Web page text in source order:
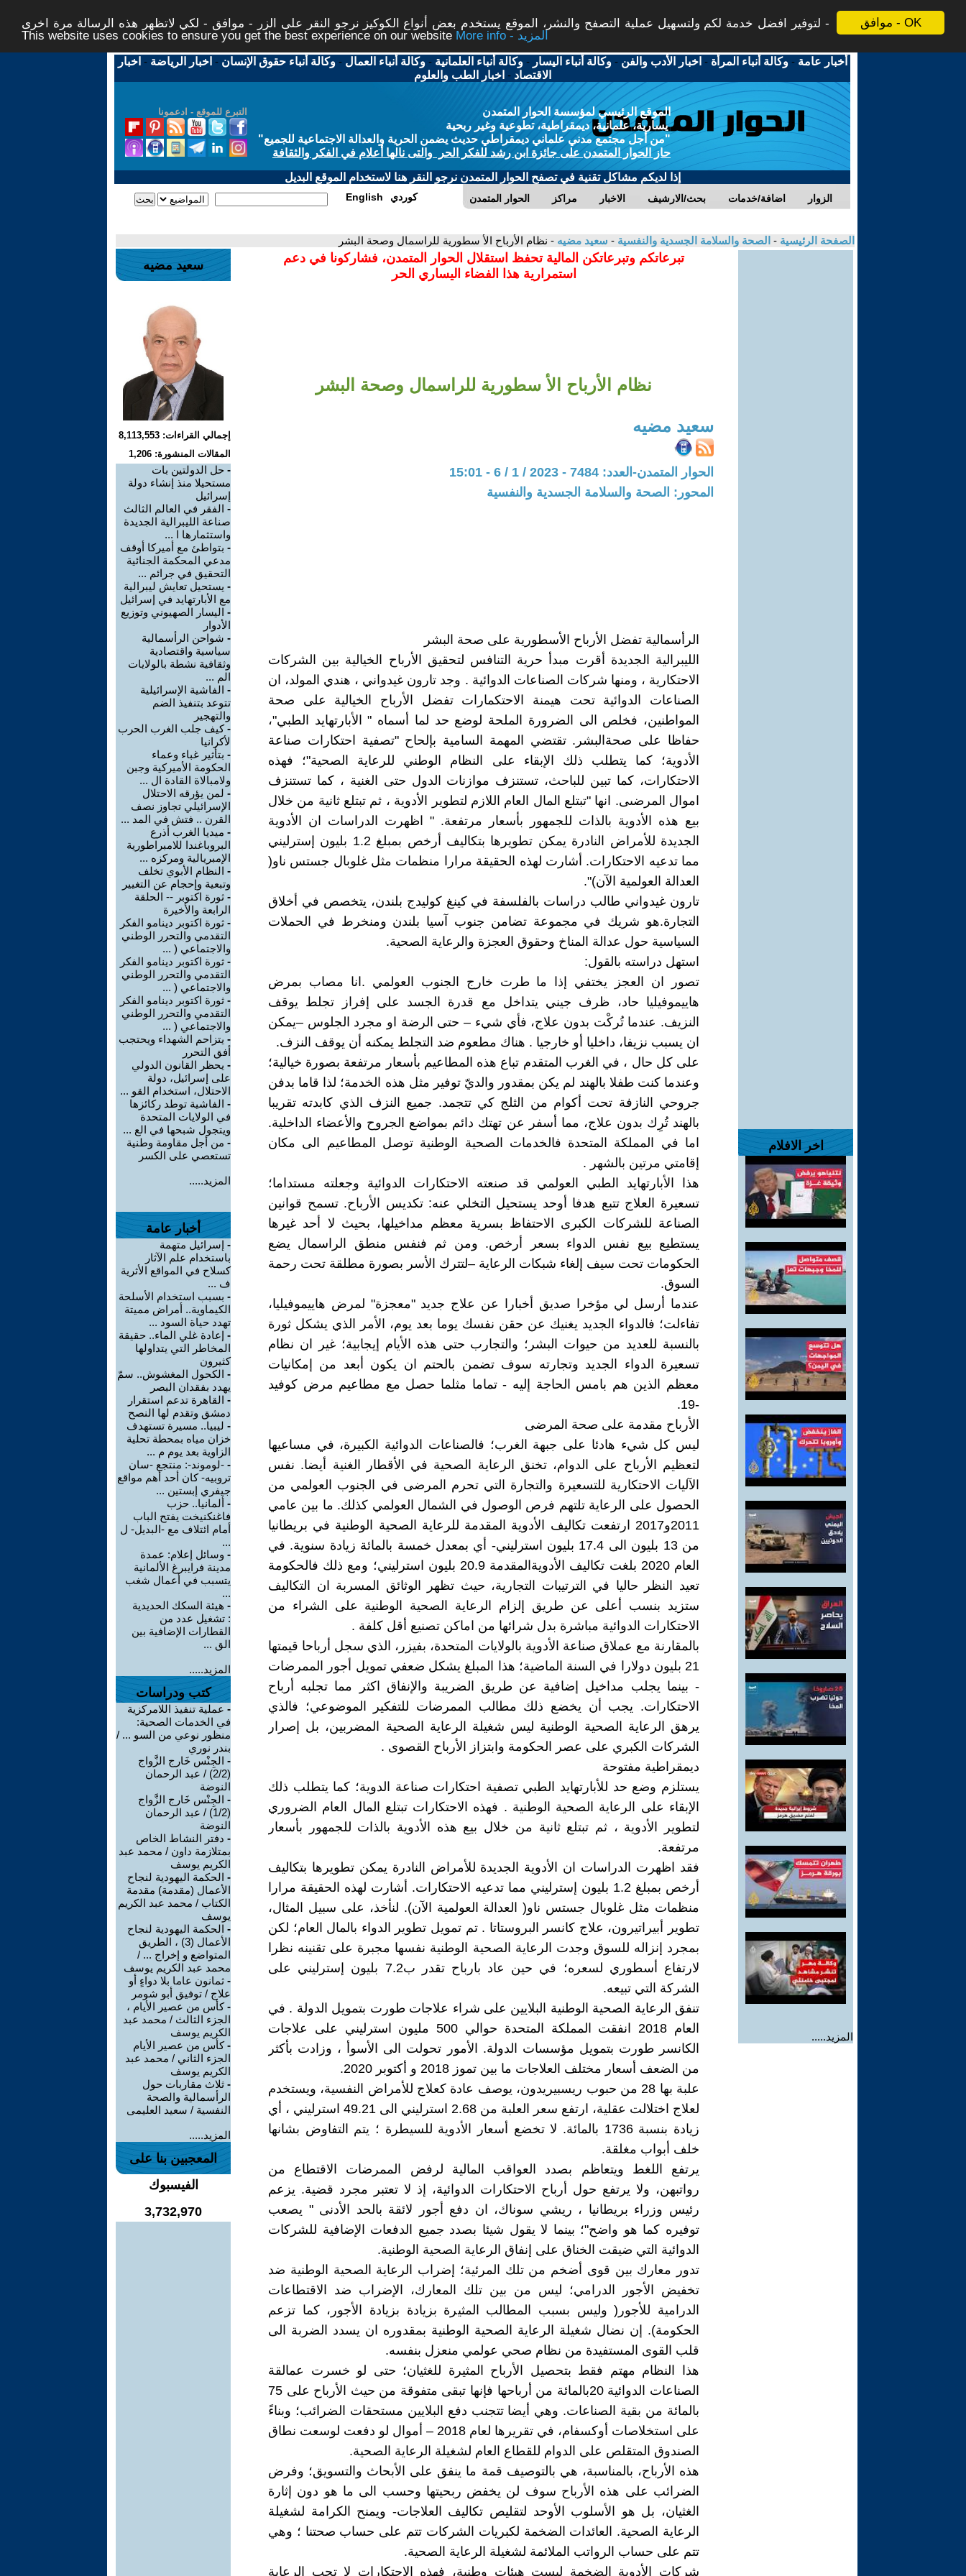
موافق - OK
لتوفير افضل خدمة لكم ولتسهيل عملية التصفح والنشر، الموقع يستخدم بعض أنواع الكوكيز نرجو النقر على الزر - موافق - لكي لاتظهر هذه الرسالة مرة اخرى -
This website uses cookies to ensure you get the best experience on our website
More info - المزيد
أخبار عامة -وكالة أنباء المرأة - اخبار الأدب والفن -وكالة أنباء اليسار -وكالة أنباء العلمانية -وكالة أنباء العمال -وكالة أنباء حقوق الإنسان - اخبار الرياضة - اخبار
الاقتصاد - اخبار الطب والعلوم
التبرع للموقع - ادعمونا
الموقع الرئيسي لمؤسسة الحوار المتمدن
يسارية، علمانية، ديمقراطية، تطوعية وغير ربحية
"من أجل مجتمع مدني علماني ديمقراطي حديث يضمن الحرية والعدالة الاجتماعية للجميع"
حاز الحوار المتمدن على جائزة ابن رشد للفكر الحر والتى نالها أعلام في الفكر والثقافة
إذا لديكم مشاكل تقنية في تصفح الحوار المتمدن نرجو النقر هنا لاستخدام الموقع البديل
الحوار المتمدن مراكز الاخبار بحث/الارشيف اضافة/خدمات الزوار English كوردي
الصفحة الرئيسية - الصحة والسلامة الجسدية والنفسية - سعيد مضيه - نظام الأرباح الأ سطورية للراسمال وصحة البشر
اخر الافلام
المزيد.....
تبرعاتكم وتبرعاتكن المالية تحفظ استقلال الحوار المتمدن، فشاركونا في دعم
استمرارية هذا الفضاء اليساري الحر
نظام الأرباح الأ سطورية للراسمال وصحة البشر
سعيد مضيه
الحوار المتمدن-العدد: 7484 - 2023 / 1 / 6 - 15:01
المحور: الصحة والسلامة الجسدية والنفسية
الرأسمالية تفضل الأرباح الأسطورية على صحة البشر
الليبرالية الجديدة أقرت مبدأ حرية التنافس لتحقيق الأرباح الخيالية بين الشركات
الاحتكارية ، ومنها شركات الصناعات الدوائية . وجد تارون غيدواني ، هندي المولد، ان
الصناعات الدوائية تحت هيمنة الاحتكمارات تفضل الأرباح الخيالية على صحة
المواطنين، فخلص الى الضرورة الملحة لوضع حد لما أسماه " الأبارتهايد الطبي"،
حفاظا على صحةالبشر. تقتضي المهمة السامية بإلحاح "تصفية احتكارات صناعة
الأدوية؛ كما يتطلب ذلك الإبقاء على النظام الوطني للرعاية الصحية"؛ فهذه
الاحتكارات، كما تبين للباحث، تستنزف موازنات الدول حتى الغنية ، كما تستنزف
اموال المرضىى. انها "تبتلع المال العام اللازم لتطوير الأدوية ، ثم تبتلع ثانية من خلال
بيع هذه الأدوية بالذات للجمهور بأسعار مرتفعة. " اظهرت الدراسات ان الأدوية
الجديدة للأمراض النادرة يمكن تطويرها بتكاليف أرخص بمبلغ 1.2 بليون إسترليني
مما تدعيه الاحتكارات. أشارت لهذه الحقيقة مرارا منظمات مثل غلوبال جستس ناو(
العدالة العولمية الآن)".
تارون غيدواني طالب دراسات بالفلسفة في كينغ كوليدج بلندن، يتخصص في أخلاق
التجارة.هو شريك في مجموعة تضامن جنوب آسيا بلندن ومنخرط في الحملات
السياسية حول عدالة المناخ وحقوق العجزة والرعاية الصحية.
استهل دراسته بالقول:
تصور ان العجز يختفي إذا ما طرت خارج الجنوب العولمي .انا مصاب بمرض
هاييموفيليا حاد، ظرف جيني يتداخل مع قدرة الجسد على إفراز تجلط يوقف
النزيف. عندما تُركْت بدون علاج، فأي شيء – حتى الرضة او مجرد الجلوس –يمكن
ان يسبب نزيفا، داخليا أو خارجيا . هناك مطعوم ضد التجلط يمكنه أن يوقف النزف.
على كل حال ، في الغرب المتقدم تباع هذه المطاعيم بأسعار مرتفعة بصورة خيالية؛
وعندما كنت طفلا بالهند لم يكن بمقدور والديّ توفير مثل هذه الخدمة؛ لذا قاما بدفن
جروحي النازفة تحت أكوام من الثلج كي تتجمد. جميع النزف الذي كابدته تقريبا
بالهند تُرِك بدون علاج، مما أسفر عن تهتك دائم بمواضع الجروح والأعضاء الداخلية.
اما في المملكة المتحدة فالخدمات الصحية الوطنية توصل المطاعيم الى مكان
إقامتي مرتين بالشهر .
هذا الأبارتهايد الطبي العولمي قد صنعته الاحتكارات الدوائية وجعلته مستداما؛
تسعيرة العلاج تتبع هدفا أوحد يستحيل التخلي عنه: تكديس الأرباح. تسمح قوانين
الصناعة للشركات الكبرى الاحتفاظ بسرية معظم مداخيلها، بحيث لا أحد غيرها
يستطيع بيع نفس الدواء بسعر أرخص. ومن ثم فنفس منطق الراسمال يضع
الحكومات تحت سيف إلغاء شبكات الرعاية –لتترك الأسر بصورة مطلقة تحت رحمة
السوق.
عندما أرسل لي مؤخرا صديق أخبارا عن علاج جديد "معجزة" لمرض هاييموفيليا،
تفاءلت؛ فالدواء الجديد يغنيك عن حقن نفسك يوما بعد يوم، الأمر الذي يشكل ثورة
بالنسبة للعديد من حيوات البشر؛ والتجارب حتى هذه الأيام إيجابية؛ غير ان نظام
تسعيرة الدواء الجديد وتجارته سوف تضمن بالحتم ان يكون أبعد من إمكانيات
معظم الذين هم بامس الحاجة إليه - تماما مثلما حصل مع مطاعيم مرض كوفيد
-19.
الأرباح مقدمة على صحة المرضى
ليس كل شيء هادئا على جبهة الغرب؛ فالصناعات الدوائية الكبيرة، في مساعيها
لتعظيم الأرباح على الدوام، تخنق الرعاية الصحية في الأقطار الغنية أيضا. نفس
الآليات الاحتكارية للتسعيرة والتجارة التي تحرم المرضى في الجنوب العولمي من
الحصول على الرعاية تلتهم فرص الوصول في الشمال العولمي كذلك. ما بين عامي
2011و2017 ارتفعت تكاليف الأدوية المقدمة للرعاية الصحية الوطنية في بريطانيا
من 13 بليون الى 17.4 بليون استرليني- أي بمعدل خمسة بالمائة زيادة سنوية. في
العام 2020 بلغت تكاليف الأدويةالمقدمة 20.9 بليون استرليني؛ ومع ذلك فالحكومة
تعيد النظر حاليا في الترتيبات التجارية، حيث تظهر الوثائق المسربة ان التكاليف
ستزيد بنسب أعلى عن طريق إلزام الرعاية الصحية الوطنية على الشراء من
الاحتكارات الدوائية مباشرة بدل شرائها من اماكن تصنيع أقل كلفة .
بالمقارنة مع عملاق صناعة الأدوية بالولايات المتحدة، بفيزر، الذي سجل أرباحا قيمتها
21 بليون دولارا في السنة الماضية؛ هذا المبلغ يشكل ضعفي تمويل أجور الممرضات
- بينما يجلب مداخيل إضافية عن طريق الضريبة والإنفاق اكثر مما تجلبه أرباح
الاحتكارات. يجب أن يخضع ذلك مطالب الممرضات للتفكير الموضوعي؛ فالذي
يرهق الرعاية الصحية الوطنية ليس شغيلة الرعاية الصحية المضربين، بل إصرار
الشركات الكبري على عصر الحكومة وابتزاز الأرباح القصوى .
ديمقراطية مفتوحة
يستلزم وضع حد للأبارتهايد الطبي تصفية احتكارات صناعة الدوية؛ كما يتطلب ذلك
الإبقاء على الرعاية الصحية الوطنية . فهذه الاحتكارات تبتلع المال العام الضروري
لتطوير الأدوية ، ثم تبتلع ثانية من خلال بيع هذه الأدوية بالذات للجمهور بأسعار
مرتفعة.
فقد اظهرت الدراسات ان الأدوية الجديدة للأمراض النادرة يمكن تطويرها بتكاليف
أرخص بمبلغ 1.2 بليون إسترليني مما تدعيه الاحتكارات. أشارت لهذه الحقيقة مرارا
منظمات مثل غلوبال جستس ناو( العدالة العولمية الآن). لنأخذ، على سبيل المثال،
تطوير أبيراتيرون، علاج كانسر البروستاتا . تم تمويل تطوير الدواء بالمال العام؛ لكن
بمجرد إنزاله للسوق وجدت الرعاية الصحية الوطنية نفسها مجبرة على تقنينه نظرا
لارتفاع أسطوري لسعره؛ في حين عاد بارباح تقدر ب7.2 بليون إسترليني على
الشركة التي تبيعه.
تنفق الرعاية الصحية الوطنية البلايين على شراء علاجات طورت بتمويل الدولة . في
العام 2018 انفقت المملكة المتحدة حوالي 500 مليون استرليني على علاجات
الكانسر طورت بتمويل مؤسسات الدولة. الأمور تحولت الى الأسوأ ، وزادت بأكثر
من الضعف أسعار مختلف العلاجات ما بين تموز 2018 و أكتوبر 2020.
علبة بها 28 من حبوب ريسبيريدون، يوصف عادة كعلاج للأمراض النفسية، ويستخدم
لعلاج اختلالت عقلية، ارتفع سعر العلبة من 2.68 استرليني الى 49.21 استرليني ، أي
زيادة بنسبة 1736 بالمائة. لا تخضع أسعار الأدوية للسيطرة ؛ يتم التفاوض بشانها
خلف أبواب مغلقة.
يرتفع اللغط ويتعاظم بصدد العواقب المالية لرفض الممرضات الاقتطاع من
رواتبهن، ولا يرتفع حول أرباح الاحتكارات الدوائية، إذ لا تعتبر مجرد قضية. يزعم
رئيس وزراء بريطانيا ، ريشي سوناك، ان دفع أجور لائقة بالحد الأدنى " يصعب
توفيره كما هو واضح"؛ بينما لا يقول شيئا بصدد جميع الدفعات الإضافية للشركات
الدوائية التي ضيقت الخناق على إنفاق الرعاية الصحية الوطنية.
تدور معارك بين قوى أضخم من تلك المرئية؛ إضراب الرعاية الصحية الوطنية ضد
تخفيض الأجور الدرامي؛ ليس من بين تلك المعارك، الإضراب ضد الاقتطاعات
الدرامية للأجور( وليس بسبب المطالب المثيرة بزيادة بزيادة الأجور، كما تزعم
الحكومة). إن نضال شغيلة الرعاية الصحية الوطنية بمقدوره ان يسدد الضربة الى
قلب القوى المستفيدة من نظام صحي عولمي منعزل بنفسه.
هذا النظام مهتم فقط بتحصيل الأرباح المثيرة للغثيان؛ حتى لو خسرت عمالقة
الصناعات الدوائية 20بالمائة من أرباحها فإنها تبقى متفوقة من حيث الأرباح على 75
بالمائة من بقية الصناعات. وهي أيضا تتجنب دفع البلايين مستحقات الضرائب؛ وبناءً
على استخلاصات أوكسفام، في تقريرها لعام 2018 – أموال لو دفعت لوسعت نطاق
الصندوق المتقلص على الدوام للقطاع العام لشغيلة الرعاية الصحية.
هذه الأرباح، بالمناسبة، هي بالتوصيف قمة ما ينفق على الأبحاث والتسويق؛ وفرض
الضرائب على هذه الأرباح سوف لن يخفض ربحيتها وحسب الى ما هو دون إثارة
الغثيان، بل هو الأسلوب الأوحد لتقليص تكاليف العلاجات- ويمنح الكرامة لشغيلة
الرعاية الصحية. العائدات الضخمة لكبريات الشركات تتم على حساب صحتنا ؛ وهي
تتم على حساب الرواتب الملائمة لشغيلة الرعاية الصحية.
شركات الأدوية الضخمة ليست هيئات وطنية، فهذه الاحتكارات لا تحب الرعاية
سعيد مضيه
إجمالي القراءات: 8,113,553
المقالات المنشورة: 1,206
- حل الدولتين بات
مستحيلا منذ إنشاء دولة
إسرائيل
- الفقر في العالم الثالث
صناعة الليبرالية الجديدة
واستثمارها ا ...
- بتواطئ مع أميركا أوقف
مدعي المحكمة الجنائية
التحقيق في جرائم ...
- يستحيل تعايش ليبرالية
مع الأبارتهايد في إسرائيل
- اليسار الصهيوني وتوزيع
الأدوار
- شواحن الرأسمالية
سياسية واقتصادية
وثقافية نشطة بالولايات
الم ...
- الفاشية الإسرائيلية
تتوعد بتنفيذ الضم
والتهجير
-كيف جلب الغرب الحرب
لأكرانيا
- بتأثير غباء وعماء
الحكومة الأميركية وجبن
ولامبالاة القادة ال ...
- لمن يؤرقه الاحتلال
الإسرائيلي تجاوز نصف
القرن .. فتش في المد ...
- ميديا الغرب أذرع
البروباغندا للامبراطورية
الإمبريالية ومركزه ...
- النظام الأبوي تخلف
وتبعية وإحجام عن التغيير
- ثورة اكتوبر -- الحلقة
الرابعة والأخيرة
- ثورة اكتوبر دينامو الفكر
التقدمي والتحرر الوطني
والاجتماعي ( ...
- ثورة اكتوبر دينامو الفكر
التقدمي والتحرر الوطني
والاجتماعي ( ...
- ثورة اكتوبر دينامو الفكر
التقدمي والتحرر الوطني
والاجتماعي ( ...
- يتزاحم الشهداء ويحتجب
أفق التحرر
- يحظر القانون الدولي
على إسرائيل، دولة
الاحتلال، استخدام القو ...
- الفاشية توطد ركائزها
في الولايات المتحدة
ويتجول شبحها في الع ...
- من أجل مقاومة وطنية
تستعصي على الكسر
المزيد.....
أخبار عامة
- إسرائيل متهمة
باستخدام علم الآثار
كسلاح في المواقع الأثرية
ف ...
- بسبب استخدام الأسلحة
الكيماوية.. أمراض مميتة
تهدد حياة السود ...
- إعادة غلي الماء.. حقيقة
المخاطر التي يتداولها
كثيرون
- الكحول المغشوش.. سمّ
يهدد بفقدان البصر
- القاهرة تدعم استقرار
دمشق وتقدم لها النصح
- ليبيا.. مسيرة تستهدف
خزان مياه بمحطة تحلية
الزاوية بعد يوم م ...
- -لوموند-: منتجع -سان
تروبيه- كان أحد أهم مواقع
جيفري إبستين ...
- ألمانيا.. حزب
فاغنكنيخت يفتح الباب
أمام ائتلاف مع -البديل- ل
...
- وسائل إعلام: عمدة
مدينة فرايبرغ الألمانية
يتسبب في أعمال شغب
...
- هيئة السكك الحديدية
: تشغيل عدد من
القطارات الإضافية بين
الق ...
المزيد.....
كتب ودراسات
- عملية تنفيذ اللامركزية
في الخدمات الصحية:
منظور نوعي من السو ... /
بندر نوري
- الجِنْس خَارج الزَّواج
(2/2) / عبد الرحمان
النوضة
- الجِنْس خَارج الزَّواج
(1/2) / عبد الرحمان
النوضة
- دفتر النشاط الخاص
بمتلازمة داون / محمد عبد
الكريم يوسف
- الحكمة اليهودية لنجاح
الأعمال (مقدمة) مقدمة
الكتاب / محمد عبد الكريم
يوسف
- الحكمة اليهودية لنجاح
الأعمال (3) ، الطريق
المتواضع و إخراج ... /
محمد عبد الكريم يوسف
- ثمانون عاما بلا دواءٍ أو
علاج / توفيق أبو شومر
-كأس من عصير الأيام ،
الجزء الثالث / محمد عبد
الكريم يوسف
-كأس من عصير الأيام
الجزء الثاني / محمد عبد
الكريم يوسف
- ثلاث مقاربات حول
الرأسمالية والصحة
النفسية / سعيد العليمى
المزيد.....
المعجبين بنا على
الفيسبوك
3,732,970